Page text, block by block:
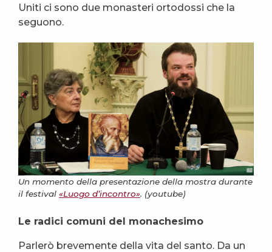
Uniti ci sono due monasteri ortodossi che la
seguono.
Un momento della presentazione della mostra durante
il festival «Luogo d’incontro». (youtube)
Le radici comuni del monachesimo
Parlerò brevemente della vita del santo. Da un